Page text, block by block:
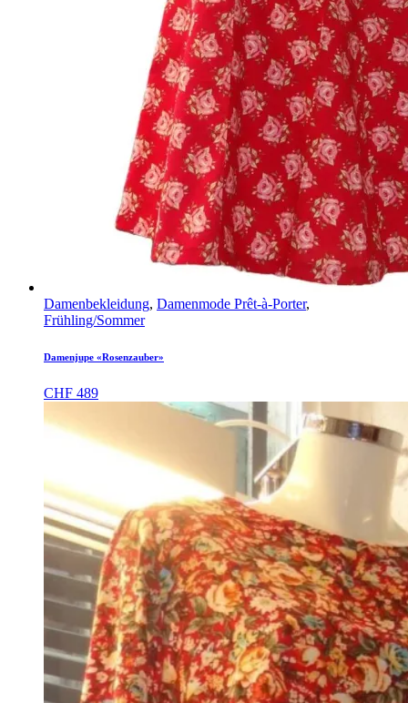
Damenbekleidung, Damenmode Prêt-à-Porter,
Frühling/Sommer
Damenjupe «Rosenzauber»
CHF 489